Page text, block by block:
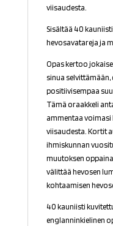
viisaudesta.
Sisältää 40
hevosavatareja ja
Opas kertoo
sinua
positiivisempaa
Tämä oraakkeli
ammentaa voimasi
viisaudesta. Kortit
ihmiskunnan
muutoksen
välittää hevosen
kohtaamisen
40 kauniisti
englanninkielinen